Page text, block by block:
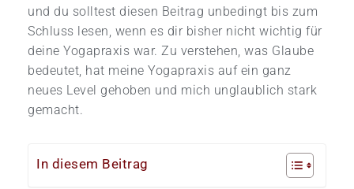
und du solltest diesen Beitrag unbedingt bis zum
Schluss lesen, wenn es dir bisher nicht wichtig für
deine Yogapraxis war. Zu verstehen, was Glaube
bedeutet, hat meine Yogapraxis auf ein ganz
neues Level gehoben und mich unglaublich stark
gemacht.
In diesem Beitrag